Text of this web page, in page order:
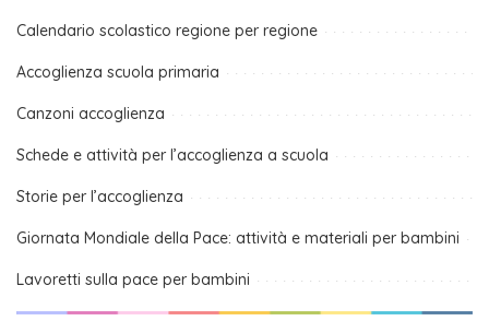
Calendario scolastico regione per regione
Accoglienza scuola primaria
Canzoni accoglienza
Schede e attività per l’accoglienza a scuola
Storie per l’accoglienza
Giornata Mondiale della Pace: attività e materiali per bambini
Lavoretti sulla pace per bambini